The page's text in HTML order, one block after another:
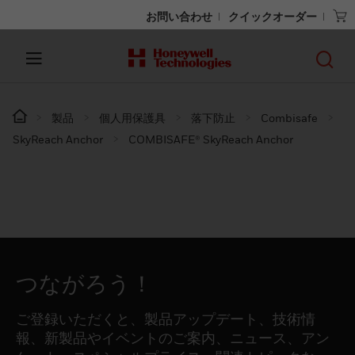
お問い合わせ クイックオーダー
製品 個人用保護具 落下防止
Combisafe
SkyReach Anchor
COMBISAFE® SkyReach Anchor
つながろう！
ご登録いただくと、製品アップデート、技術情
報、新製品やイベントのご案内、ニュース、アン